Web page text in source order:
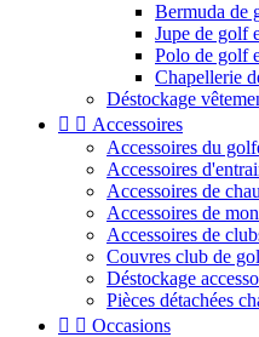
Bermuda de
Jupe de golf
Polo de golf
Chapellerie
Déstockage
  Accessoires
Accessoires du
Accessoires
Accessoires de
Accessoires de
Accessoires de
Couvres club de
Déstockage
Pièces détachées
  Occasions